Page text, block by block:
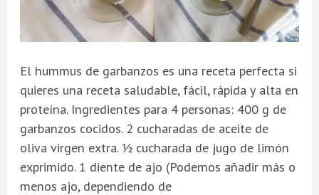
El hummus de garbanzos es una receta perfecta si
quieres una receta saludable, fácil, rápida y alta en
proteína. Ingredientes para 4 personas: 400 g de
garbanzos cocidos. 2 cucharadas de aceite de
oliva virgen extra. ½ cucharada de jugo de limón
exprimido. 1 diente de ajo (Podemos añadir más o
menos ajo, dependiendo de